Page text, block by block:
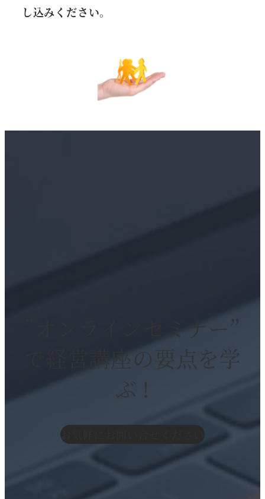
し込みください。
”オンラインセミナー”
で経営講座の要点を学
ぶ !
お気軽にお問い合せください